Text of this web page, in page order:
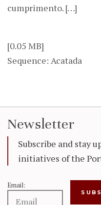
cumprimento. […]
[0.05 MB]
Sequence: Acatada
Newsletter
Subscribe and stay
initiatives of the
Email: